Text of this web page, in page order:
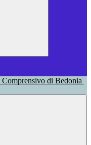
Comprensivo di Bedonia